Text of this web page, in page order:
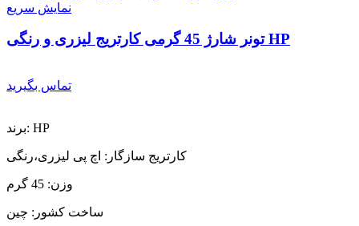
نمایش سریع
تونر شارژ 45 گرمی کارتریج لیزری و رنگی HP
تماس بگیرید
برند: HP
کارتریج سازگار: اچ پی لیزری،رنگی
وزن: 45 گرم
ساخت کشور: چین